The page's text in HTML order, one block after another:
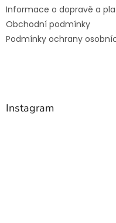
Informace o dopravě a
Obchodní podmínky
Podmínky ochrany
Instagram